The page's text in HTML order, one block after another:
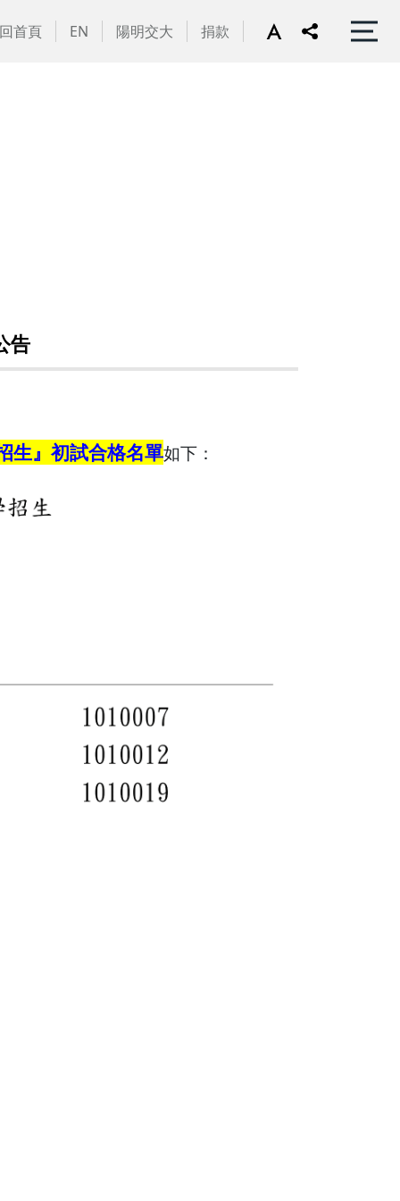
回首頁 EN 陽明交大 捐款
告
生』初試合格名單如下：